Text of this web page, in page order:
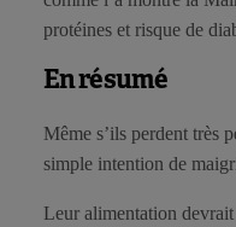
protéines et risque de
En résumé
Même s’ils perdent très
simple intention de
Leur alimentation